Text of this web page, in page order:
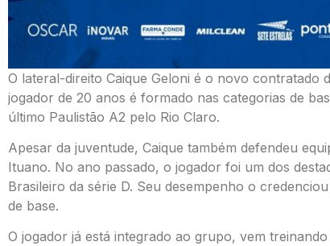
O lateral-direito Caique Geloni é o novo contratado
jogador de 20 anos é formado nas categorias de
último Paulistão A2 pelo Rio Claro.
Apesar da juventude, Caique também defendeu
Ituano. No ano passado, o jogador foi um dos
Brasileiro da série D. Seu desempenho o
de base.
O jogador já está integrado ao grupo, vem